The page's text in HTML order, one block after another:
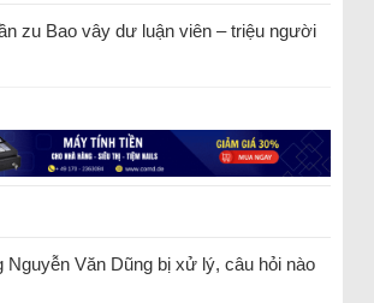
zu Bao vây dư luận viên – triệu người
Nguyễn Văn Dũng bị xử lý, câu hỏi nào